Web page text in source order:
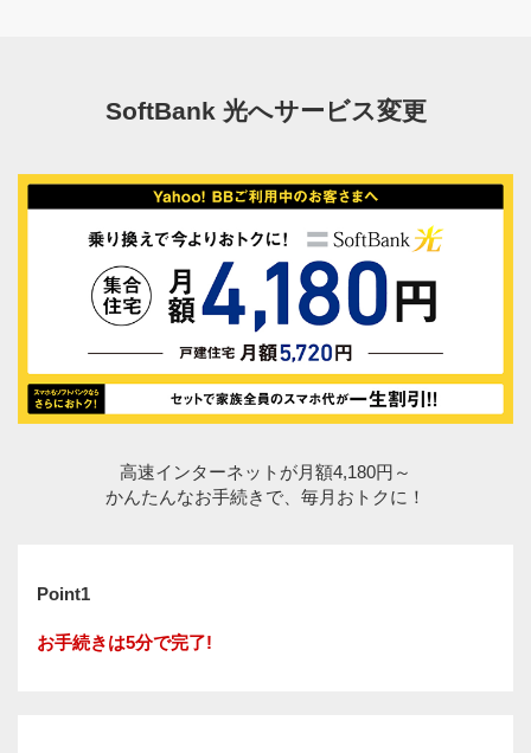
SoftBank 光へサービス変更
高速インターネットが月額4,180円～
かんたんなお手続きで、毎月おトクに！
Point1
お手続きは5分で完了!